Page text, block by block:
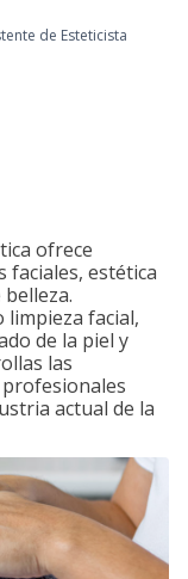
de Esteticista
ofrece
faciales, estética
limpieza facial,
de la piel y
las
actual de la